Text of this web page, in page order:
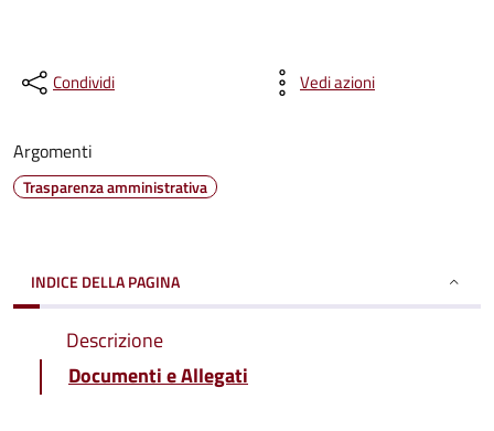
Condividi Vedi azioni
Argomenti
Trasparenza amministrativa
INDICE DELLA PAGINA
Descrizione
Documenti e Allegati